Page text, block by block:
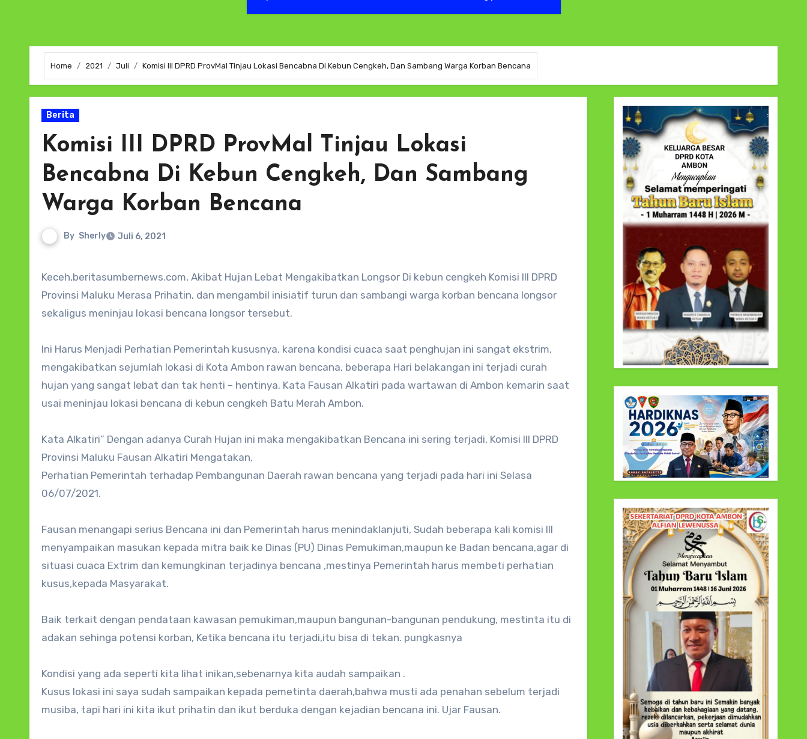
Home 2021 Juli Komisi III DPRD ProvMal Tinjau Lokasi Bencabna Di Kebun Cengkeh, Dan Sambang Warga Korban Bencana
Berita
Komisi III DPRD ProvMal Tinjau Lokasi
Bencabna Di Kebun Cengkeh, Dan Sambang
Warga Korban Bencana
By Sherly Juli 6, 2021
Keceh,beritasumbernews.com, Akibat Hujan Lebat Mengakibatkan Longsor Di kebun cengkeh Komisi III DPRD
Provinsi Maluku Merasa Prihatin, dan mengambil inisiatif turun dan sambangi warga korban bencana longsor
sekaligus meninjau lokasi bencana longsor tersebut.
Ini Harus Menjadi Perhatian Pemerintah kususnya, karena kondisi cuaca saat penghujan ini sangat ekstrim,
mengakibatkan sejumlah lokasi di Kota Ambon rawan bencana, beberapa Hari belakangan ini terjadi curah
hujan yang sangat lebat dan tak henti – hentinya. Kata Fausan Alkatiri pada wartawan di Ambon kemarin saat
usai meninjau lokasi bencana di kebun cengkeh Batu Merah Ambon.
Kata Alkatiri” Dengan adanya Curah Hujan ini maka mengakibatkan Bencana ini sering terjadi, Komisi III DPRD
Provinsi Maluku Fausan Alkatiri Mengatakan,
Perhatian Pemerintah terhadap Pembangunan Daerah rawan bencana yang terjadi pada hari ini Selasa
06/07/2021.
Fausan menangapi serius Bencana ini dan Pemerintah harus menindaklanjuti, Sudah beberapa kali komisi III
menyampaikan masukan kepada mitra baik ke Dinas (PU) Dinas Pemukiman,maupun ke Badan bencana,agar di
situasi cuaca Extrim dan kemungkinan terjadinya bencana ,mestinya Pemerintah harus membeti perhatian
kusus,kepada Masyarakat.
Baik terkait dengan pendataan kawasan pemukiman,maupun bangunan-bangunan pendukung, mestinta itu di
adakan sehinga potensi korban, Ketika bencana itu terjadi,itu bisa di tekan. pungkasnya
Kondisi yang ada seperti kita lihat inikan,sebenarnya kita audah sampaikan .
Kusus lokasi ini saya sudah sampaikan kepada pemetinta daerah,bahwa musti ada penahan sebelum terjadi
musiba, tapi hari ini kita ikut prihatin dan ikut berduka dengan kejadian bencana ini. Ujar Fausan.